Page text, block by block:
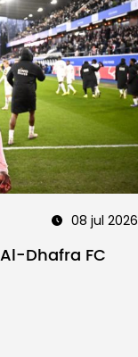
08 jul 2026
Dhafra FC